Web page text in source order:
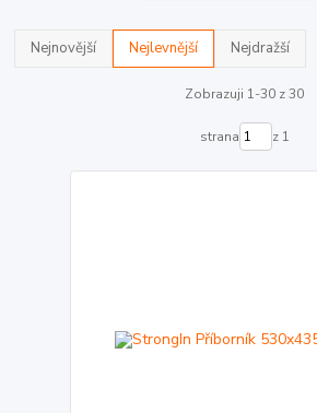
Nejnovější Nejlevnější Nejdražší
Zobrazuji 1-30 z 30
strana z 1